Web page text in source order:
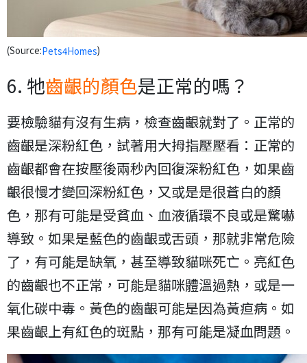
(Source:Pets4Homes)
6. 牠齒齦的顏色是正常的嗎？
要檢驗貓有沒有生病，檢查齒齦就對了。正常的
齒齦是深粉紅色，試著用大拇指壓壓看：正常的
齒齦都會在按壓後兩秒內回復深粉紅色，如果齒
齦很慢才變回深粉紅色，又或是是很蒼白的顏
色，那有可能是受貧血、血液循環不良或是驚嚇
導致。如果是藍色的齒齦或舌頭，那就非常危險
了，有可能是缺氧，甚至導致貓咪死亡。亮紅色
的齒齦也不正常，可能是貓咪體溫過熱，或是一
氧化碳中毒。黃色的齒齦可能是因為黃疸病。如
果齒齦上有紅色的斑點，那有可能是凝血問題。